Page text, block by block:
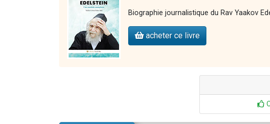
Biographie journalistique du Rav Yaakov
acheter ce livre